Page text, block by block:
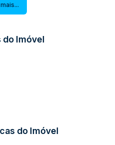
academias e
do Imóvel
do Imóvel